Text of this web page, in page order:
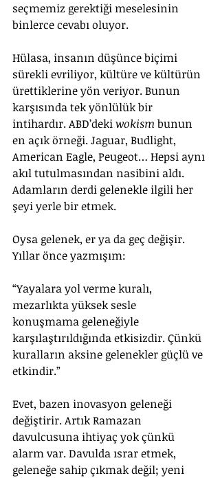
seçmemiz gerektiği meselesinin
binlerce cevabı oluyor.
Hülasa, insanın düşünce biçimi
sürekli evriliyor, kültüre ve kültürün
ürettiklerine yön veriyor. Bunun
karşısında tek yönlülük bir
intihardır. ABD’deki wokism bunun
en açık örneği. Jaguar, Budlight,
American Eagle, Peugeot… Hepsi aynı
akıl tutulmasından nasibini aldı.
Adamların derdi gelenekle ilgili her
şeyi yerle bir etmek.
Oysa gelenek, er ya da geç değişir.
Yıllar önce yazmışım:
“Yayalara yol verme kuralı,
mezarlıkta yüksek sesle
konuşmama geleneğiyle
karşılaştırıldığında etkisizdir. Çünkü
kuralların aksine gelenekler güçlü ve
etkindir.”
Evet, bazen inovasyon geleneği
değiştirir. Artık Ramazan
davulcusuna ihtiyaç yok çünkü
alarm var. Davulda ısrar etmek,
geleneğe sahip çıkmak değil; yeni